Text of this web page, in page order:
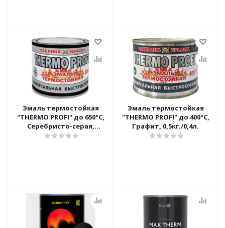
Эмаль термостойкая
"THERMO PROFI" до 650°С,
Серебристо-серая,
0,5кг./0,4л.
Эмаль термостойкая
"THERMO PROFI" до 400°С,
Графит, 0,5кг./0,4л.